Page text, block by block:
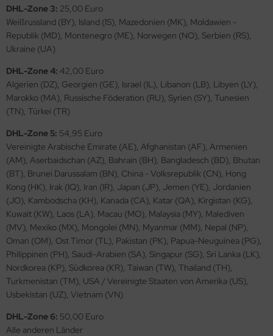
DHL-Zone 3: 25,00 Euro
Weißrussland (BY), Island (IS), Mazedonien (MK), Moldawien -
Republik (MD), Montenegro (ME), Norwegen (NO), Serbien (RS),
Ukraine (UA)
DHL-Zone 4: 42,00 Euro
Algerien (DZ), Georgien (GE), Israel (IL), Libanon (LB), Libyen (LY),
Marokko (MA), Russische Föderation (RU), Syrien (SY), Tunesien
(TN), Türkei (TR)
DHL-Zone 5: 54,95 Euro
Vereinigte Arabische Emirate (AE), Afghanistan (AF), Armenien
(AM), Aserbaidschan (AZ), Bahrain (BH), Bangladesch (BD), Bhutan
(BT), Brunei Darussalam (BN), China - Volksrepublik (CN), Hong
Kong (HK), Irak (IQ), Iran (IR), Japan (JP), Jemen (YE), Jordanien
(JO), Kambodscha (KH), Kanada (CA), Katar (QA), Kirgistan (KG),
Kuwait (KW), Laos (LA), Macau (MO), Malaysia (MY), Malediven
(MV), Mexiko (MX), Mongolei (MN), Myanmar (MM), Nepal (NP),
Oman (OM), Ost Timor (TL), Pakistan (PK), Papua-Neuguinea (PG),
Philippinen (PH), Saudi-Arabien (SA), Singapur (SG), Sri Lanka (LK),
Nordkorea (KP), Südkorea (KR), Taiwan (TW), Thailand (TH),
Turkmenistan (TM), USA / Vereinigte Staaten von Amerika (US),
Usbekistan (UZ), Vietnam (VN)
DHL-Zone 6: 50,00 Euro
Alle anderen Länder
Beemax
Hobby
Hobbies
Nunu
Lights
Model
Field Model
Model